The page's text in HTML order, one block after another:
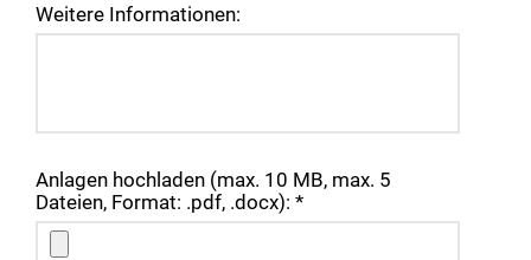
Weitere Informationen:
Anlagen hochladen (max. 10 MB, max. 5
Dateien, Format: .pdf, .docx): *